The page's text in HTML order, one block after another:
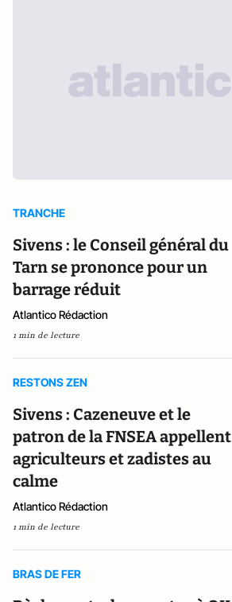
TRANCHE
Sivens : le Conseil général du
Tarn se prononce pour un
barrage réduit
Atlantico Rédaction
1 min de lecture
RESTONS ZEN
Sivens : Cazeneuve et le
patron de la FNSEA appellent
agriculteurs et zadistes au
calme
Atlantico Rédaction
1 min de lecture
BRAS DE FER